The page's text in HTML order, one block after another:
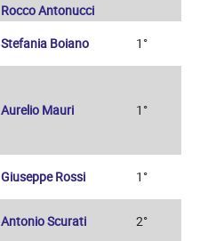
Rocco Antonucci
Stefania Boiano 1°
Aurelio Mauri 1°
Giuseppe Rossi 1°
Antonio Scurati 2°